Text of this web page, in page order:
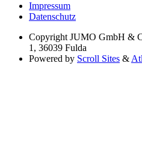
Impressum
Datenschutz
Copyright JUMO GmbH &
1, 36039 Fulda
Powered by Scroll Sites &